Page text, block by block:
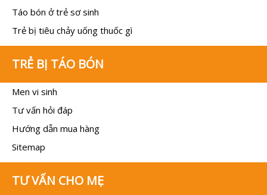
Táo bón ở trẻ sơ sinh
Trẻ bị tiêu chảy uống thuốc gì
TRẺ BỊ TÁO BÓN
Men vi sinh
Tư vấn hỏi đáp
Hướng dẫn mua hàng
Sitemap
TƯ VẤN CHO MẸ